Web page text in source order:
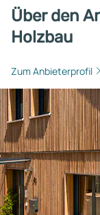
Über den
Holzbau
Zum Anbieterprofil